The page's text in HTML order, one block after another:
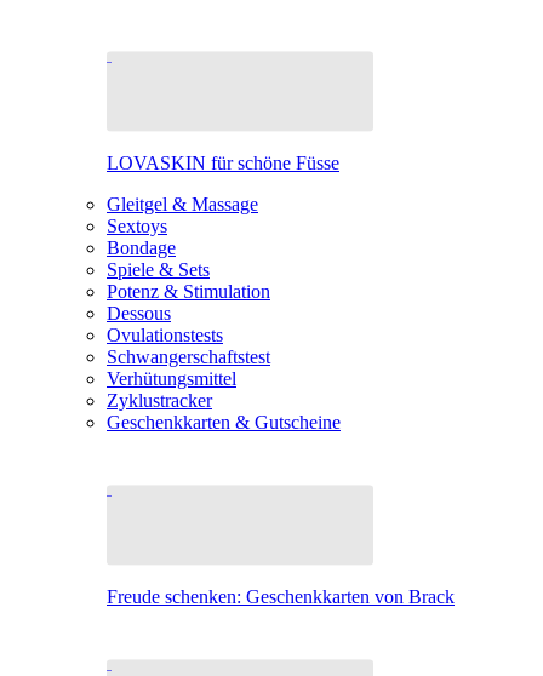
LOVASKIN für schöne Füsse
Gleitgel & Massage
Sextoys
Bondage
Spiele & Sets
Potenz & Stimulation
Dessous
Ovulationstests
Schwangerschaftstest
Verhütungsmittel
Zyklustracker
Geschenkkarten & Gutscheine
Freude schenken: Geschenkkarten von Brack